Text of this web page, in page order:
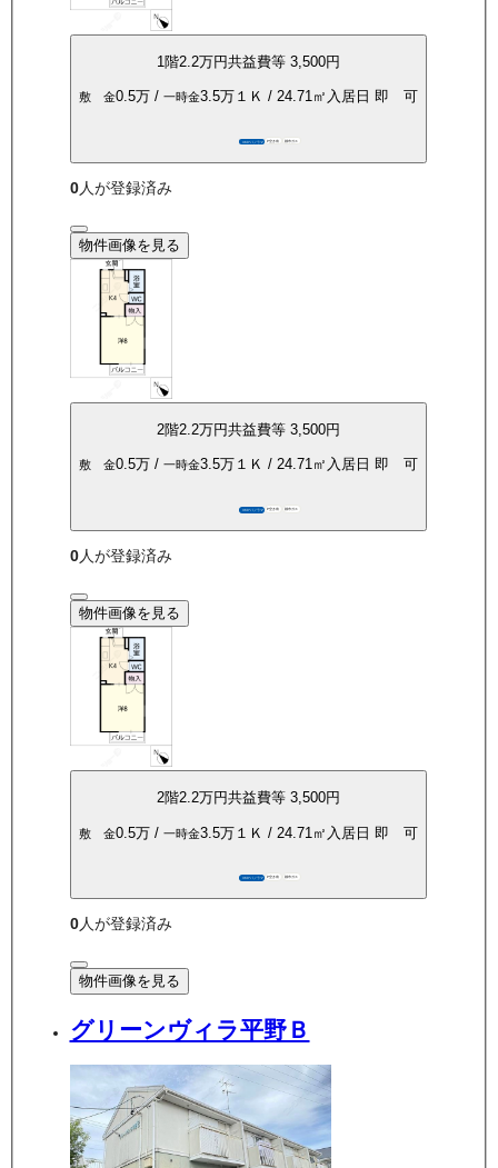
1 階2.2万円共益費等 3,500円
敷 金0.5万/ 一時金3.5万１Ｋ / 24.71㎡ 入居日 即 可
360°パノラマ P空き有 都市ガス
0人が登録済み
物件画像を見る
2階2.2万円共益費等 3,500円
敷 金0.5万/ 一時金3.5万１Ｋ / 24.71㎡ 入居日 即 可
360°パノラマ P空き有 都市ガス
0人が登録済み
物件画像を見る
2階2.2万円共益費等 3,500円
敷 金0.5万/ 一時金3.5万１Ｋ / 24.71 ㎡ 入居日 即 可
360°パノラマ P空き有 都市ガス
0人が登録済み
物件画像を見る
グリーンヴィラ平野Ｂ